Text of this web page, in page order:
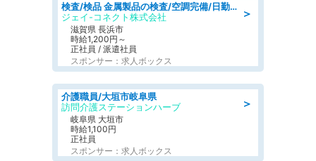
＞
検査/検品 金属製品の検査/空調完備/日勤·土日祝休み
ジェイ-コネクト株式会社
滋賀県 長浜市
時給1,200円～
正社員 / 派遣社員
スポンサー：求人ボックス
＞
介護職員/大垣市岐阜県
訪問介護ステーションハーブ
岐阜県 大垣市
時給1,100円
正社員
スポンサー：求人ボックス